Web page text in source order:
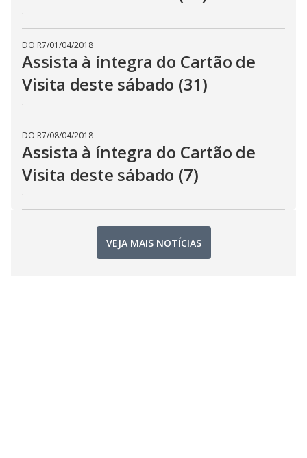
.
DO R7/01/04/2018
Assista à íntegra do Cartão de
Visita deste sábado (31)
.
DO R7/08/04/2018
Assista à íntegra do Cartão de
Visita deste sábado (7)
.
VEJA MAIS NOTÍCIAS